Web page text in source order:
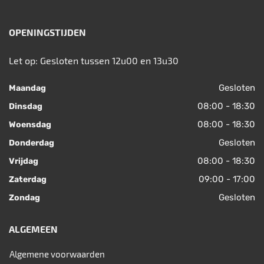
OPENINGSTIJDEN
Let op: Gesloten tussen 12u00 en 13u30
Maandag Gesloten
Dinsdag 08:00 - 18:30
Woensdag 08:00 - 18:30
Donderdag Gesloten
Vrijdag 08:00 - 18:30
Zaterdag 09:00 - 17:00
Zondag Gesloten
ALGEMEEN
Algemene voorwaarden